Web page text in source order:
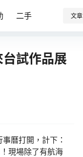
二手 文章
台試作品展
曆打開，計下：
現場除了有航海